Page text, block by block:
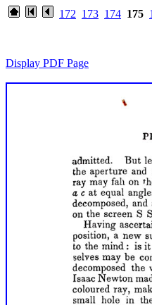
172 173 174 175
Display PDF Page